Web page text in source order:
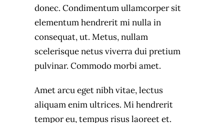
donec. Condimentum ullamcorper sit
elementum hendrerit mi nulla in
consequat, ut. Metus, nullam
scelerisque netus viverra dui pretium
pulvinar. Commodo morbi amet.
Amet arcu eget nibh vitae, lectus
aliquam enim ultrices. Mi hendrerit
tempor eu, tempus risus laoreet et.